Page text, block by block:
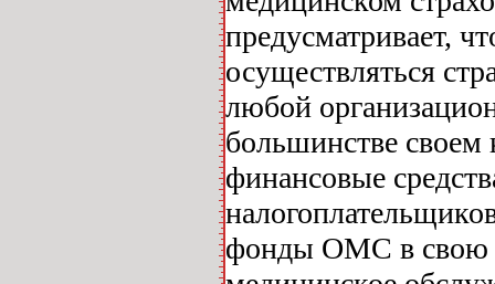
предусматривает,
осуществляться
любой
большинстве своем
финансовые
фонды ОМС в свою